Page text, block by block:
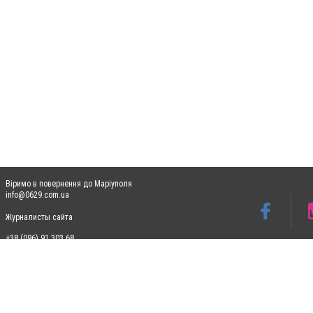
Віримо в повернення до Маріуполя
info@0629.com.ua
Журналисты сайта
+38 (096) 91 303 68